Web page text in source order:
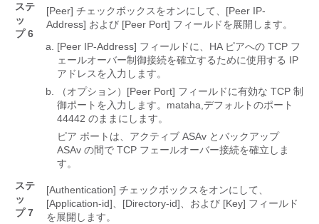
ステ
ッ
プ 6
[Peer] チェックボックスをオンにして、[Peer IP-
Address] および [Peer Port] フィールドを展開します。
[Peer IP-Address] フィールドに、HA ピアへの TCP フ
ェールオーバー制御接続を確立するために使用する IP
アドレスを入力します。
（オプション）[Peer Port] フィールドに有効な TCP 制
御ポートを入力します。mataha,デフォルトのポート
44442 のままにします。
ピア ポートは、アクティブ ASAv とバックアップ
ASAv の間で TCP フェールオーバー接続を確立しま
す。
ステ
ッ
プ 7
[Authentication] チェックボックスをオンにして、
[Application-id]、[Directory-id]、および [Key] フィールド
を展開します。